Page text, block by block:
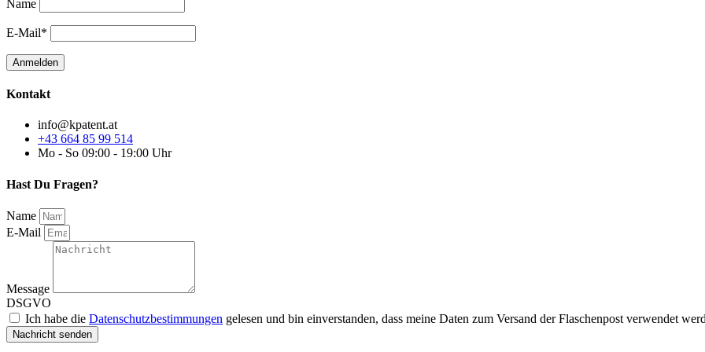
Name
E-Mail*
Kontakt
info@kpatent.at
+43 664 85 99 514
Mo - So 09:00 - 19:00 Uhr
Hast Du Fragen?
Name
E-Mail
Message
DSGVO
Ich habe die Datenschutzbestimmungen gelesen und bin einverstanden, dass meine Daten zum Versand der Flaschenpost verwendet
Nachricht senden